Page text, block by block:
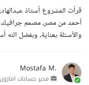
قرأت المشروع أستاذ
أحمد من مصر، مصمم
والأسئلة بعناية، وبفضل
Mostafa M.
مدير حسابات